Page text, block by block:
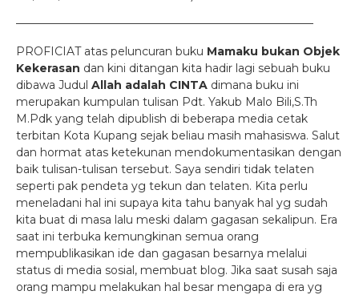
——————————————————————————–
PROFICIAT atas peluncuran buku Mamaku bukan Objek
Kekerasan dan kini ditangan kita hadir lagi sebuah buku
dibawa Judul Allah adalah CINTA dimana buku ini
merupakan kumpulan tulisan Pdt. Yakub Malo Bili,S.Th
M.Pdk yang telah dipublish di beberapa media cetak
terbitan Kota Kupang sejak beliau masih mahasiswa. Salut
dan hormat atas ketekunan mendokumentasikan dengan
baik tulisan-tulisan tersebut. Saya sendiri tidak telaten
seperti pak pendeta yg tekun dan telaten. Kita perlu
meneladani hal ini supaya kita tahu banyak hal yg sudah
kita buat di masa lalu meski dalam gagasan sekalipun. Era
saat ini terbuka kemungkinan semua orang
mempublikasikan ide dan gagasan besarnya melalui
status di media sosial, membuat blog. Jika saat susah saja
orang mampu melakukan hal besar mengapa di era yg